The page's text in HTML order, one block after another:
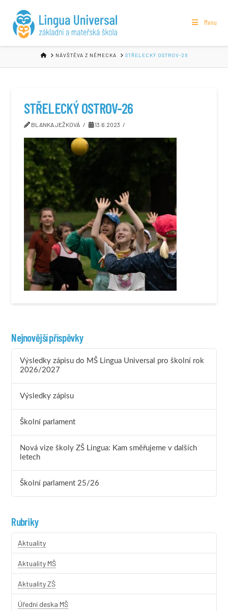
Menu
HOMENÁVŠTĚVA Z NĚMECKA STŘELECKÝ OSTROV-26
STŘELECKÝ OSTROV-26
BLANKA JEŽKOVÁ 13.6.2023
Nejnovější příspěvky
Výsledky zápisu do MŠ Lingua Universal pro školní rok
2026/2027
Výsledky zápisu
Školní parlament
Nová vize školy ZŠ Lingua: Kam směřujeme v dalších
letech
Školní parlament 25/26
Rubriky
Aktuality
Aktuality MŠ
Aktuality ZŠ
Úřední deska MŠ